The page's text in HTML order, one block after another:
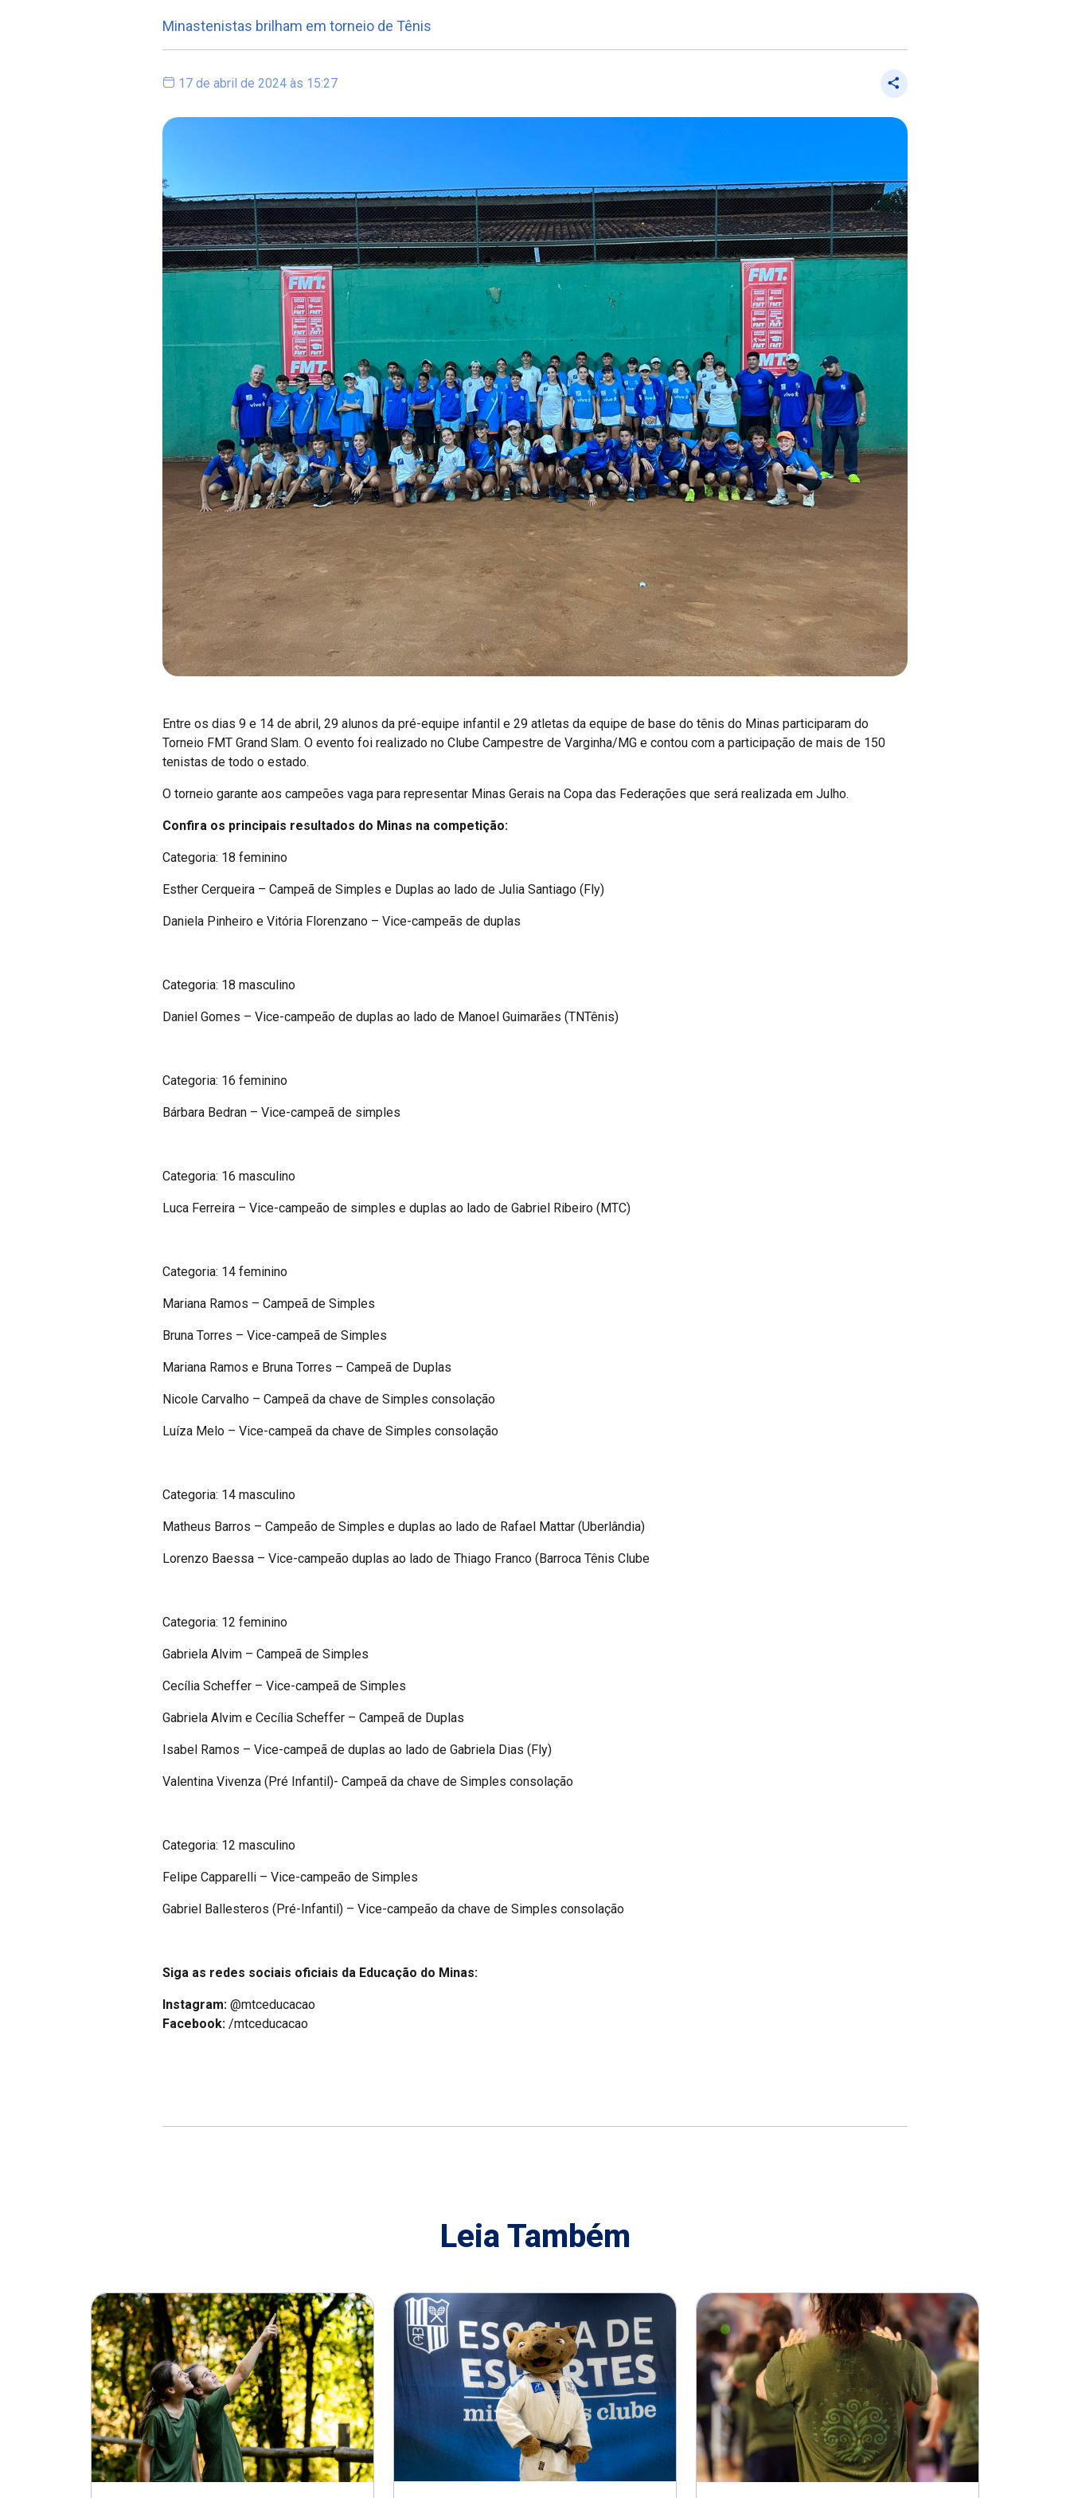
Minastenistas brilham em torneio de Tênis
17 de abril de 2024 às 15:27
Entre os dias 9 e 14 de abril, 29 alunos da pré-equipe infantil e 29 atletas da equipe de base do tênis do Minas participaram do
Torneio FMT Grand Slam. O evento foi realizado no Clube Campestre de Varginha/MG e contou com a participação de mais de 150
tenistas de todo o estado.
O torneio garante aos campeões vaga para representar Minas Gerais na Copa das Federações que será realizada em Julho.
Confira os principais resultados do Minas na competição:
Categoria: 18 feminino
Esther Cerqueira – Campeã de Simples e Duplas ao lado de Julia Santiago (Fly)
Daniela Pinheiro e Vitória Florenzano – Vice-campeãs de duplas
Categoria: 18 masculino
Daniel Gomes – Vice-campeão de duplas ao lado de Manoel Guimarães (TNTênis)
Categoria: 16 feminino
Bárbara Bedran – Vice-campeã de simples
Categoria: 16 masculino
Luca Ferreira – Vice-campeão de simples e duplas ao lado de Gabriel Ribeiro (MTC)
Categoria: 14 feminino
Mariana Ramos – Campeã de Simples
Bruna Torres – Vice-campeã de Simples
Mariana Ramos e Bruna Torres – Campeã de Duplas
Nicole Carvalho – Campeã da chave de Simples consolação
Luíza Melo – Vice-campeã da chave de Simples consolação
Categoria: 14 masculino
Matheus Barros – Campeão de Simples e duplas ao lado de Rafael Mattar (Uberlândia)
Lorenzo Baessa – Vice-campeão duplas ao lado de Thiago Franco (Barroca Tênis Clube
Categoria: 12 feminino
Gabriela Alvim – Campeã de Simples
Cecília Scheffer – Vice-campeã de Simples
Gabriela Alvim e Cecília Scheffer – Campeã de Duplas
Isabel Ramos – Vice-campeã de duplas ao lado de Gabriela Dias (Fly)
Valentina Vivenza (Pré Infantil)- Campeã da chave de Simples consolação
Categoria: 12 masculino
Felipe Capparelli – Vice-campeão de Simples
Gabriel Ballesteros (Pré-Infantil) – Vice-campeão da chave de Simples consolação
Siga as redes sociais oficiais da Educação do Minas:
Instagram: @mtceducacao
Facebook: /mtceducacao
Leia Também